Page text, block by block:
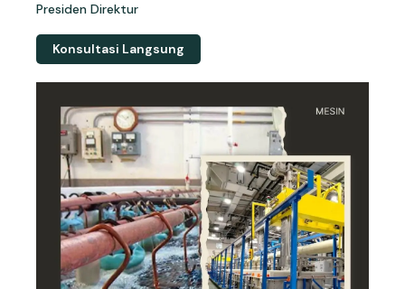
Presiden Direktur
Konsultasi Langsung